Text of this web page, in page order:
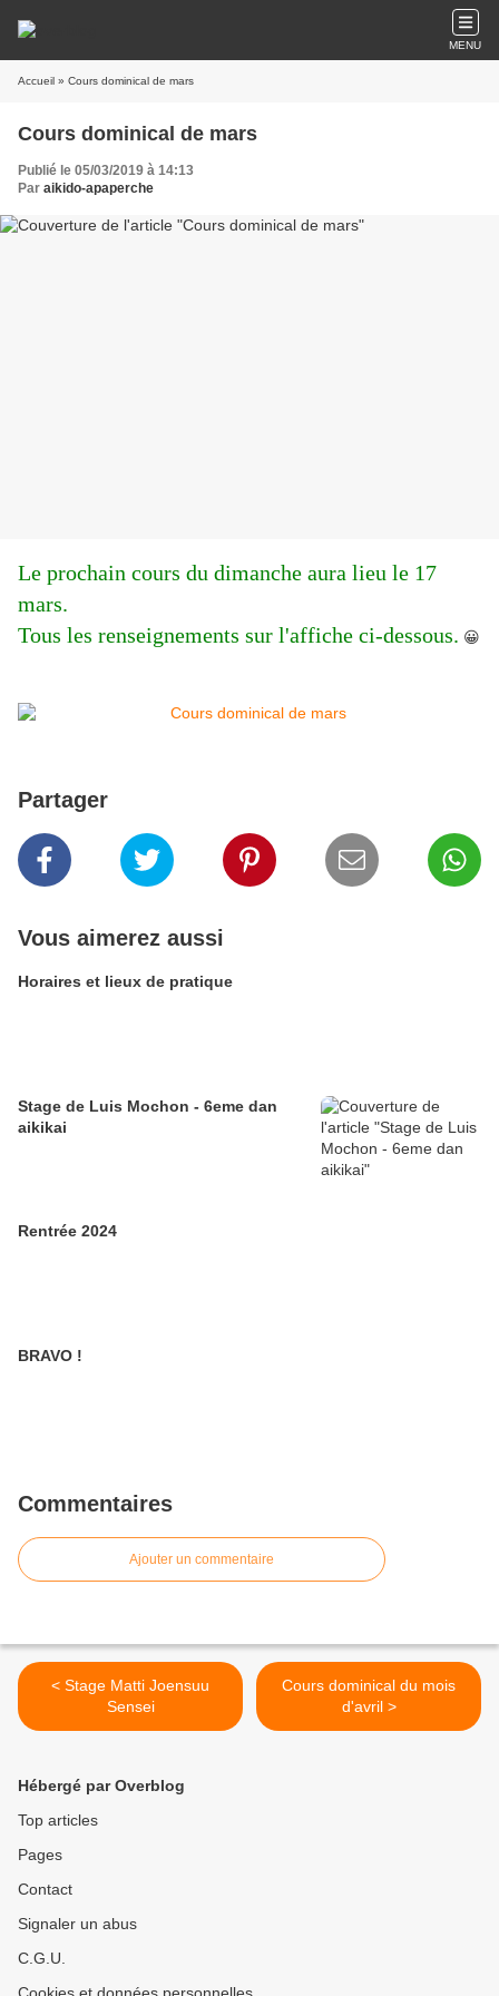
MENU
Accueil » Cours dominical de mars
Cours dominical de mars
Publié le 05/03/2019 à 14:13
Par aikido-apaperche
Le prochain cours du dimanche aura lieu le 17
mars.
Tous les renseignements sur l'affiche ci-dessous. 😀
Partager
Vous aimerez aussi
Horaires et lieux de pratique
Stage de Luis Mochon - 6eme dan
aikikai
Rentrée 2024
BRAVO !
Commentaires
Ajouter un commentaire
< Stage Matti Joensuu
Sensei
Cours dominical du mois
d'avril >
Hébergé par Overblog
Top articles
Pages
Contact
Signaler un abus
C.G.U.